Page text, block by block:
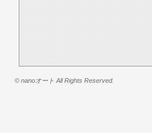
© nanoオート All Rights Reserved.